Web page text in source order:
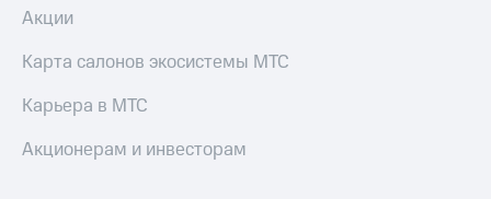
Акции
Карта салонов экосистемы МТС
Карьера в МТС
Акционерам и инвесторам